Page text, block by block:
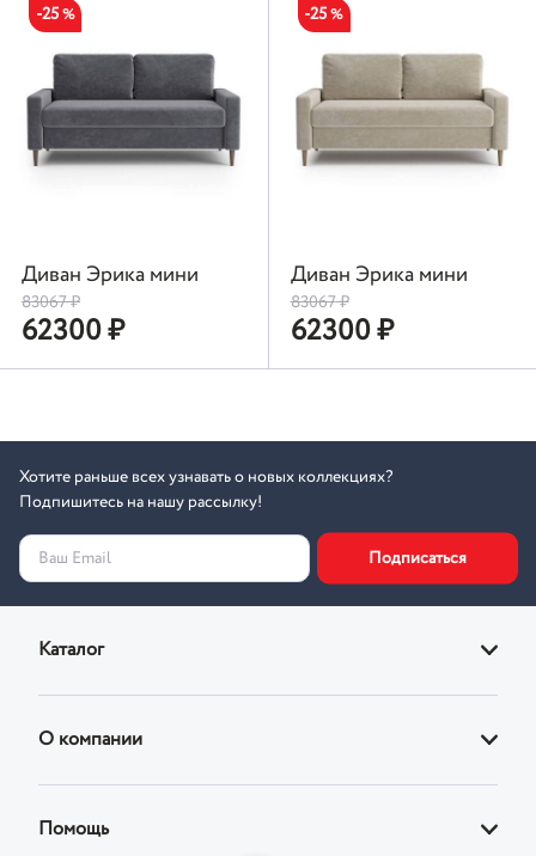
-25 %
Диван Эрика мини
83067₽
62300₽
-25%
Диван Эрика мини
83067₽
62300₽
Хотите раньше всех узнавать о новых коллекциях?
Подпишитесь на нашу рассылку!
Ваш Email Подписаться
Каталог
Кресла
О компании
Помощь